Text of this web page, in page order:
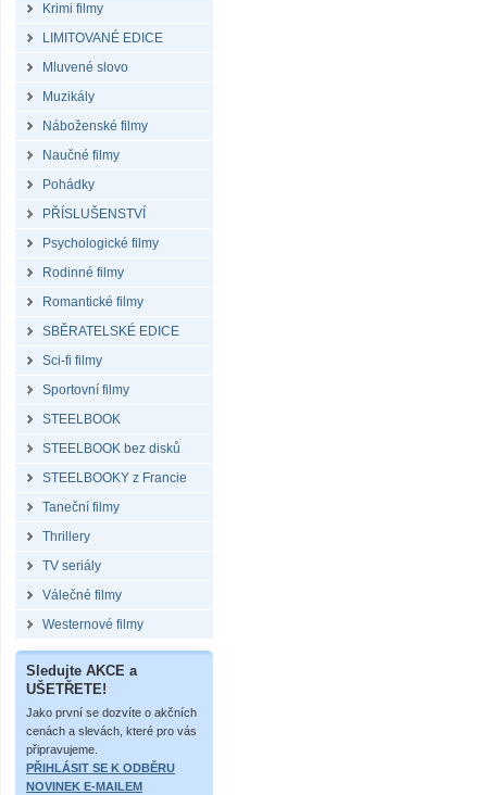
Krimi filmy
LIMITOVANÉ EDICE
Mluvené slovo
Muzikály
Náboženské filmy
Naučné filmy
Pohádky
PŘÍSLUŠENSTVÍ
Psychologické filmy
Rodinné filmy
Romantické filmy
SBĚRATELSKÉ EDICE
Sci-fi filmy
Sportovní filmy
STEELBOOK
STEELBOOK bez disků
STEELBOOKY z Francie
Taneční filmy
Thrillery
TV seriály
Válečné filmy
Westernové filmy
Sledujte AKCE a
UŠETŘETE!
Jako první se dozvíte o akčních
cenách a slevách, které pro vás
připravujeme.
PŘIHLÁSIT SE K ODBĚRU
NOVINEK E-MAILEM